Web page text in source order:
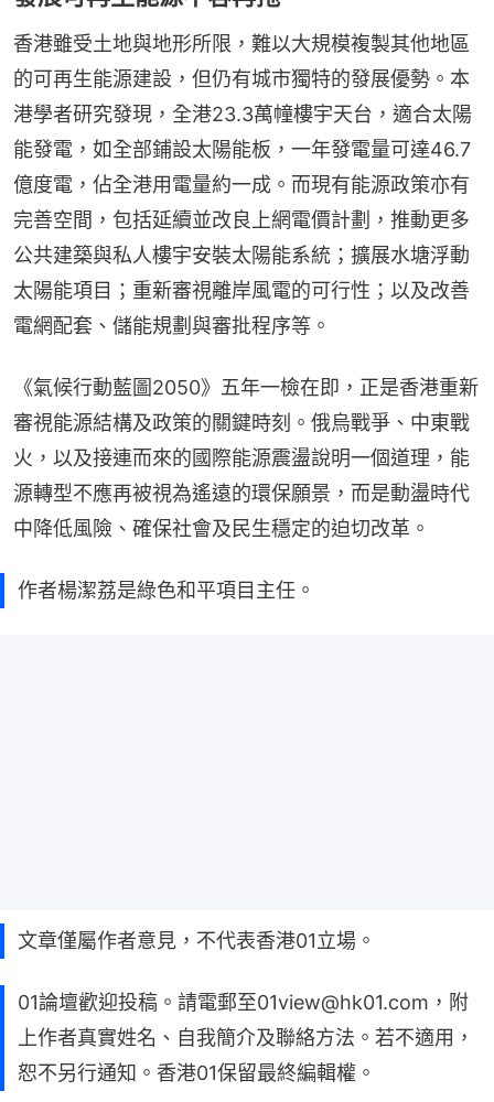
香港雖受土地與地形所限，難以大規模複製其他地區
的可再生能源建設，但仍有城市獨特的發展優勢。本
港學者研究發現，全港23.3萬幢樓宇天台，適合太陽
能發電，如全部鋪設太陽能板，一年發電量可達46.7
億度電，佔全港用電量約一成。而現有能源政策亦有
完善空間，包括延續並改良上網電價計劃，推動更多
公共建築與私人樓宇安裝太陽能系統；擴展水塘浮動
太陽能項目；重新審視離岸風電的可行性；以及改善
電網配套、儲能規劃與審批程序等。
《氣候行動藍圖2050》五年一檢在即，正是香港重新
審視能源結構及政策的關鍵時刻。俄烏戰爭、中東戰
火，以及接連而來的國際能源震盪說明一個道理，能
源轉型不應再被視為遙遠的環保願景，而是動盪時代
中降低風險、確保社會及民生穩定的迫切改革。
作者楊潔荔是綠色和平項目主任。
文章僅屬作者意見，不代表香港01立場。
01論壇歡迎投稿。請電郵至01view@hk01.com，附
上作者真實姓名、自我簡介及聯絡方法。若不適用，
恕不另行通知。香港01保留最終編輯權。